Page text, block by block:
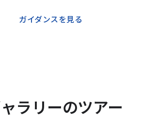
ガイダンスを見る
ラリーのツアー